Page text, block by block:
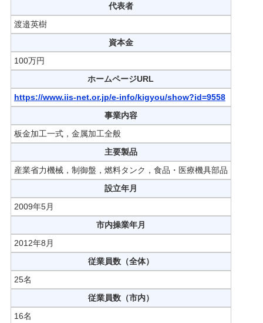
代表者
渡邉英樹
資本金
100万円
ホームページURL
https://www.iis-net.or.jp/e-info/kigyou/show?id=9558
事業内容
板金加工一式，金属加工全般
主要製品
産業省力機械，制御盤，燃料タンク，食品・医療機具部品
設立年月
2009年5月
市内操業年月
2012年8月
従業員数（全体）
25名
従業員数（市内）
16名